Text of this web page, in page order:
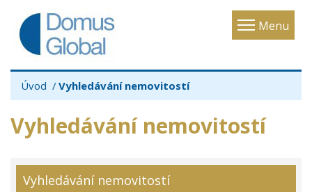
Menu
Toggle
Úvod Vyhledávání nemovitostí
Vyhledávání nemovitostí
Vyhledávání nemovitostí